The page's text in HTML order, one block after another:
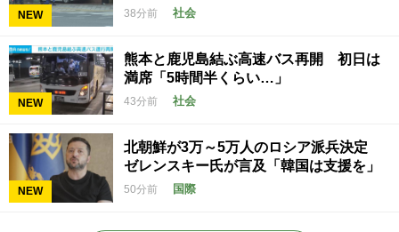
NEW 38分前 社会
NEW
熊本と鹿児島結ぶ高速バス再開 初日は
満席「5時間半くらい…」
43分前 社会
NEW
北朝鮮が3万～5万人のロシア派兵決定
ゼレンスキー氏が言及「韓国は支援を」
50分前 国際